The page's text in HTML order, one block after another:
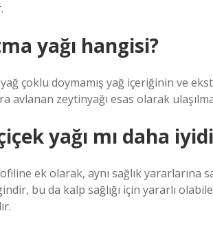
yağı hangisi?
yağ çoklu doymamış yağ içeriğinin ve
avlanan zeytinyağı esas olarak
yağı mı daha
ek olarak, aynı sağlık yararlarına
bu da kalp sağlığı için yararlı